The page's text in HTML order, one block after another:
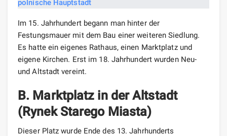
Im 15. Jahrhundert begann man hinter der
Festungsmauer mit dem Bau einer weiteren Siedlung.
Es hatte ein eigenes Rathaus, einen Marktplatz und
eigene Kirchen. Erst im 18. Jahrhundert wurden Neu-
und Altstadt vereint.
B. Marktplatz in der Altstadt
(Rynek Starego Miasta)
Dieser Platz wurde Ende des 13. Jahrhunderts